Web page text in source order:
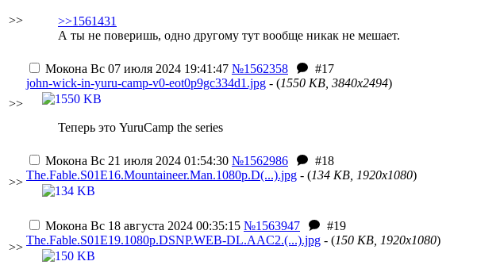
>>
>>1561431
А ты не поверишь, одно другому тут вообще никак не мешает.
>>
Мокона Вс 07 июля 2024 19:41:47 №1562358
#17
john-wick-in-yuru-camp-v0-eot0p9gc334d1.jpg - (1550 KB, 3840x2494)
Теперь это YuruCamp the series
>>
Мокона Вс 21 июля 2024 01:54:30 №1562986
#18
The.Fable.S01E16.Mountaineer.Man.1080p.D(...).jpg - (134 KB, 1920x1080)
>>
Мокона Вс 18 августа 2024 00:35:15 №1563947
#19
The.Fable.S01E19.1080p.DSNP.WEB-DL.AAC2.(...).jpg - (150 KB, 1920x1080)